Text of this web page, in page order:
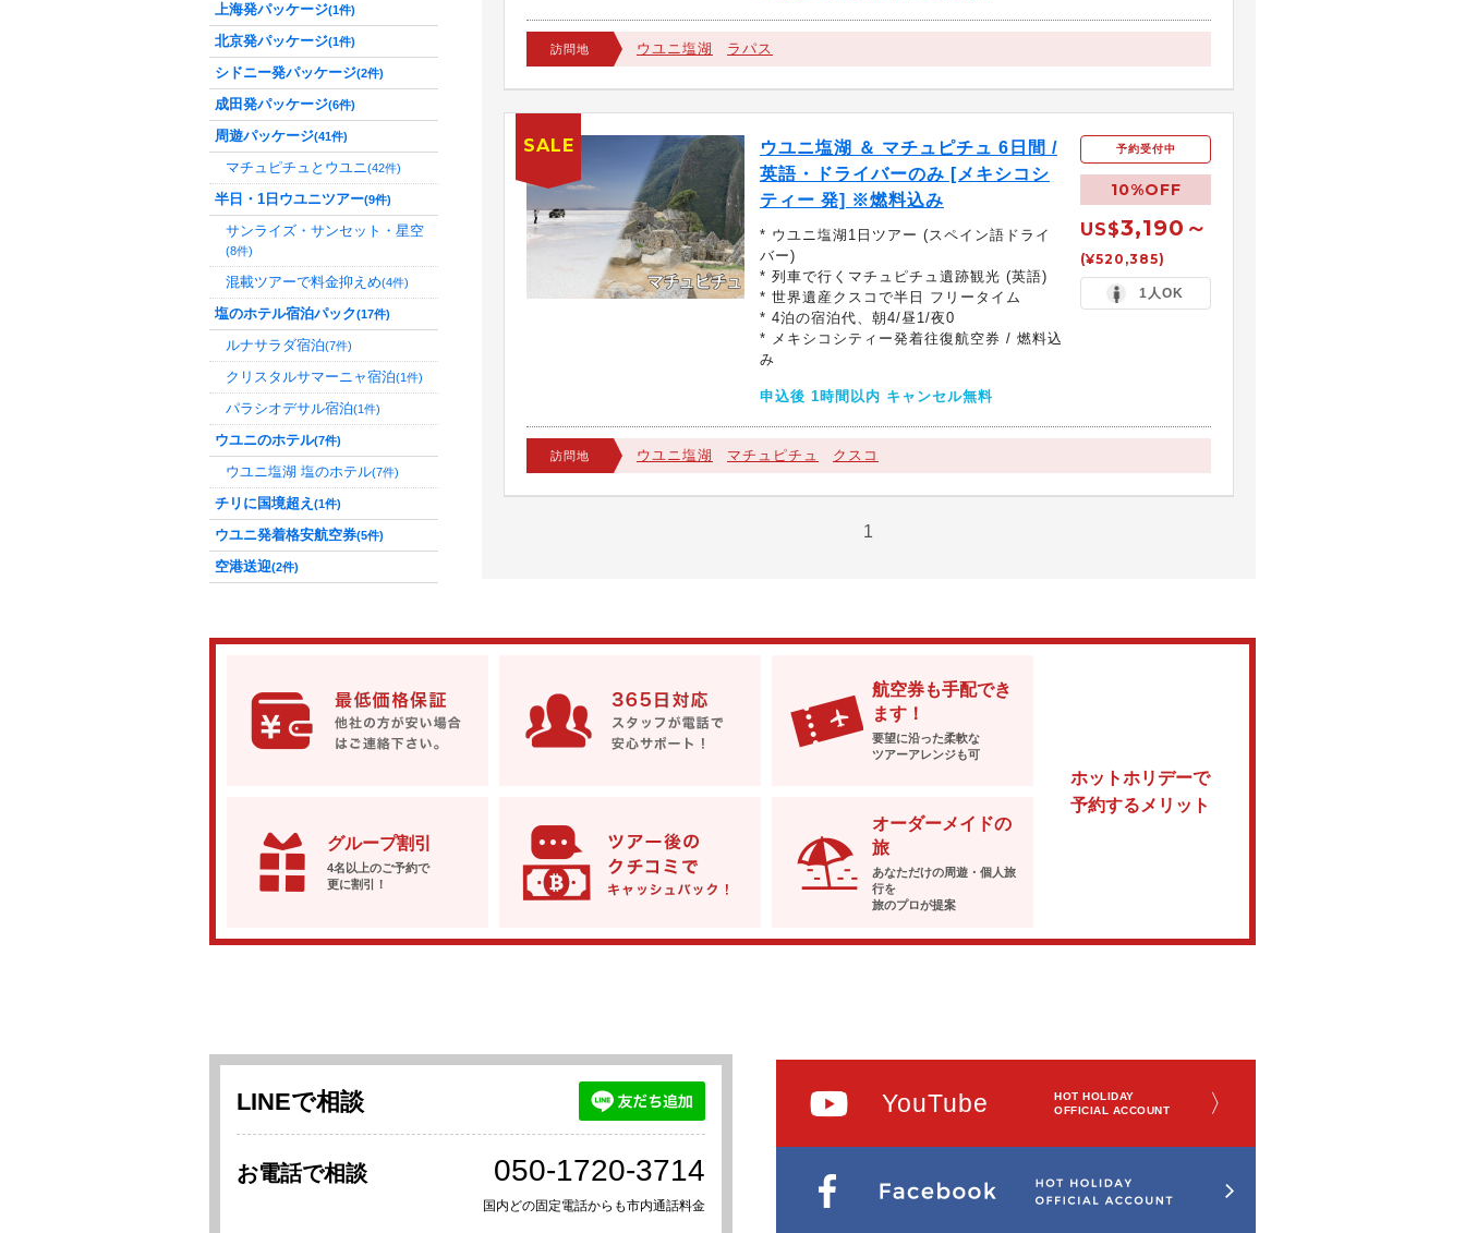
訪問地 ウユニ塩湖 ラパス
ウユニ塩湖 ＆ マチュピチュ 6日間 /
英語・ドライバーのみ [メキシコシ
ティー 発] ※燃料込み
* ウユニ塩湖1日ツアー (スペイン語ドライ
バー)
* 列車で行くマチュピチュ遺跡観光 (英語)
* 世界遺産クスコで半日 フリータイム
* 4泊の宿泊代、朝4/昼1/夜0
* メキシコシティー発着往復航空券 / 燃料込
み
申込後 1時間以内 キャンセル無料
予約受付中
10%OFF
US$3,190～
(¥520,385)
1人OK
訪問地 ウユニ塩湖 マチュピチュ クスコ
SALE
1
上海発パッケージ(1件)
北京発パッケージ(1件)
シドニー発パッケージ(2件)
成田発パッケージ(6件)
周遊パッケージ(41件)
マチュピチュとウユニ(42件)
半日・1日ウユニツアー(9件)
サンライズ・サンセット・星空
(8件)
混載ツアーで料金抑えめ(4件)
塩のホテル宿泊パック(17件)
ルナサラダ宿泊(7件)
クリスタルサマーニャ宿泊(1件)
パラシオデサル宿泊(1件)
ウユニのホテル(7件)
ウユニ塩湖 塩のホテル(7件)
チリに国境超え (1件)
ウユニ発着格安航空券(5件)
空港送迎(2件)
ホットホリデーで
予約するメリット
航空券も手配でき
ます！
要望に沿った柔軟な
ツアーアレンジも可
グループ割引
4名以上のご予約で
更に割引！
オーダーメイドの
旅
あなただけの周遊・個人旅
行を
旅のプロが提案
LINEで相談
お電話で相談 050-1720-3714
国内どの固定電話からも市内通話料金
YouTube
HOT HOLIDAY
OFFICIAL ACCOUNT
〉